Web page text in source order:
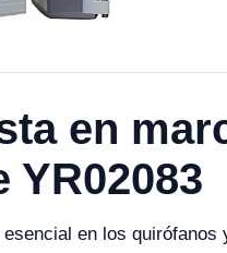
en
YR02083
en los